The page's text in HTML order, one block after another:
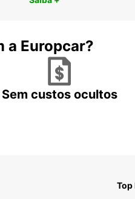
a Europcar?
Sem custos ocultos
Top